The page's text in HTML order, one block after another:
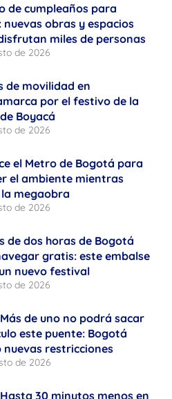
de cumpleaños para
nuevas obras y espacios
miles de personas
de 2026
de movilidad en
por el festivo de la
Boyacá
de 2026
el Metro de Bogotá para
el ambiente mientras
megaobra
de 2026
de dos horas de Bogotá
gratis: este embalse
nuevo festival
de 2026
Más de uno no podrá sacar
este puente: Bogotá
nuevas restricciones
de 2026
Hasta 30 minutos menos en